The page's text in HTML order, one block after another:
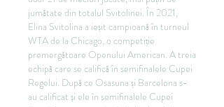
jumătate din totalul Svitolinei. În 2021,
Elina Svitolina a ieșit campioană în turneul
WTA de la Chicago, o competiție
premergătoare Openului American. A treia
echipă care se califică în semifinalele Cupei
Regelui. După ce Osasuna și Barcelona s-
au calificat și ele în semifinalele Cupei